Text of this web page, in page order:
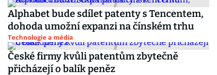
Alphabet bude sdílet patenty s Tencentem,
dohoda umožní expanzi na čínském trhu
Technologie a média
České firmy kvůli patentům zbytečně
přicházejí o balík peněz